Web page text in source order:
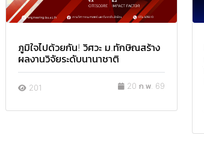
ภูมิใจไปด้วยกัน! วิศวะ ม.ทักษิณสร้าง
ผลงานวิจัยระดับนานาชาติ
201 20 ก.พ. 69